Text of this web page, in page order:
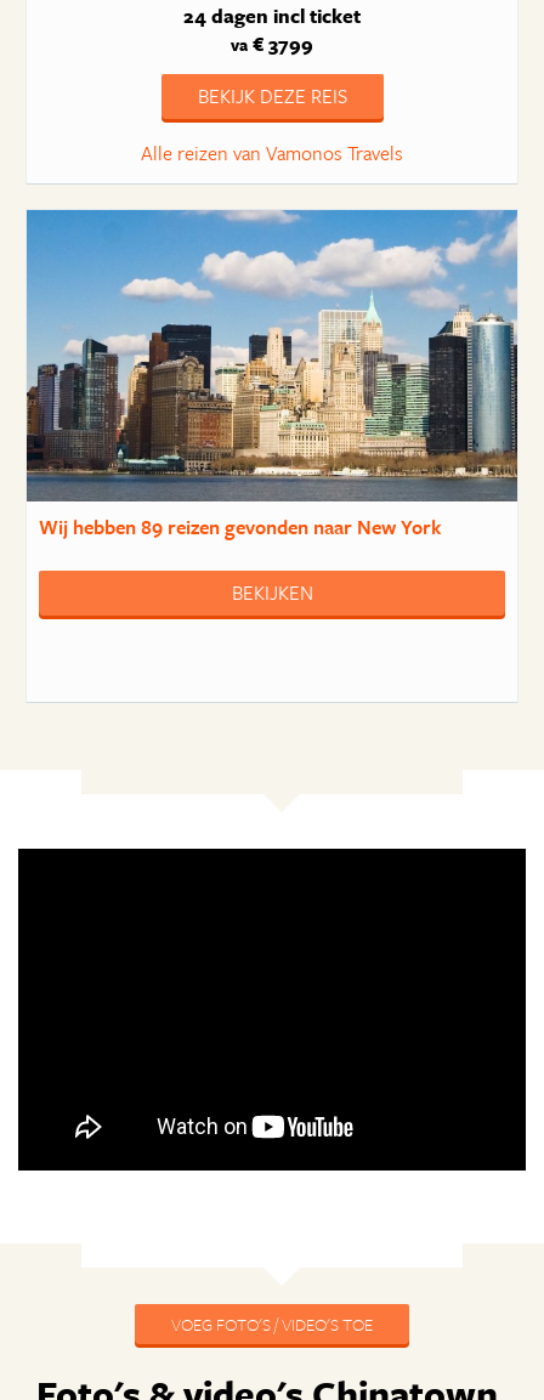
24 dagen incl ticket
va € 3799
BEKIJK DEZE REIS
Alle reizen van Vamonos Travels
Wij hebben89 reizengevonden naar New York
BEKIJKEN
VOEG FOTO'S / VIDEO'S TOE